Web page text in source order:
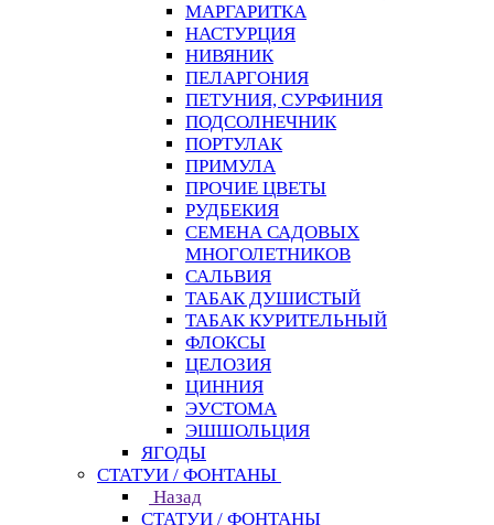
МАРГАРИТКА
НАСТУРЦИЯ
НИВЯНИК
ПЕЛАРГОНИЯ
ПЕТУНИЯ, СУРФИНИЯ
ПОДСОЛНЕЧНИК
ПОРТУЛАК
ПРИМУЛА
ПРОЧИЕ ЦВЕТЫ
РУДБЕКИЯ
СЕМЕНА САДОВЫХ
МНОГОЛЕТНИКОВ
САЛЬВИЯ
ТАБАК ДУШИСТЫЙ
ТАБАК КУРИТЕЛЬНЫЙ
ФЛОКСЫ
ЦЕЛОЗИЯ
ЦИННИЯ
ЭУСТОМА
ЭШШОЛЬЦИЯ
ЯГОДЫ
СТАТУИ / ФОНТАНЫ
Назад
СТАТУИ / ФОНТАНЫ